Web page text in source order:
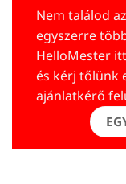
Nem találod
egyszerre
HelloMester
és kérj tőlünk
ajánlatkérő